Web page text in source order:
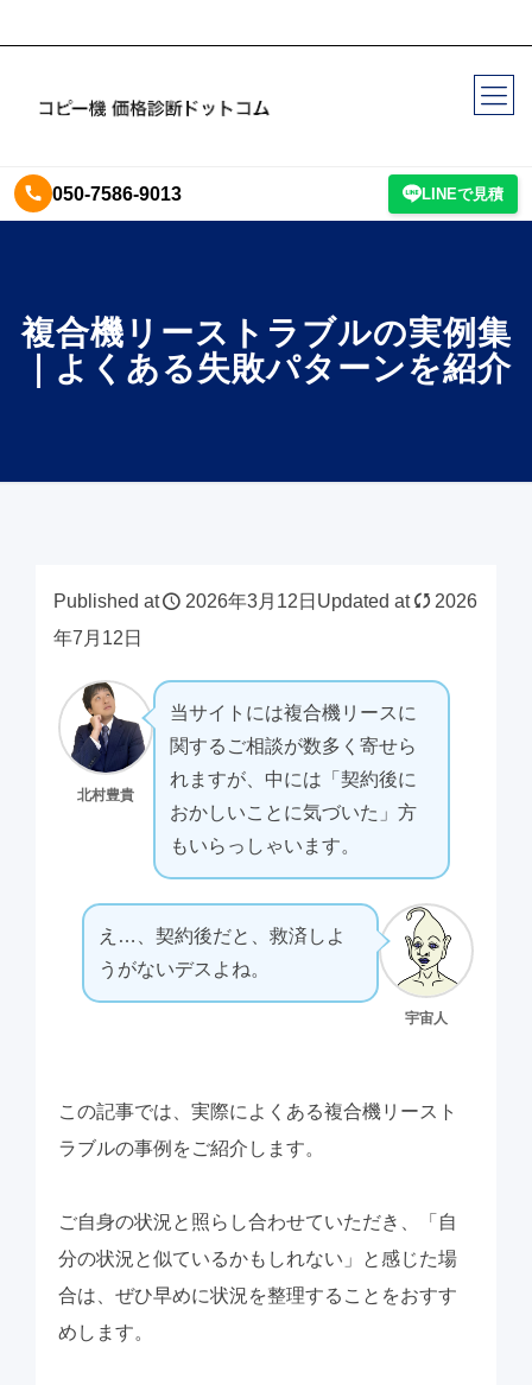
050-7586-9013 LINEで見積
複合機リーストラブルの実例集
｜よくある失敗パターンを紹介
Published at 2026年3月12日 Updated at
2026
年7月12日
北村豊貴
当サイトには複合機リースに
関するご相談が数多く寄せら
れますが、中には「契約後に
おかしいことに気づいた」方
もいらっしゃいます。
宇宙人
え…、契約後だと、救済しよ
うがないデスよね。
この記事では、実際によくある複合機リースト
ラブルの事例をご紹介します。
ご自身の状況と照らし合わせていただき、「自
分の状況と似ているかもしれない」と感じた場
合は、ぜひ早めに状況を整理することをおすす
めします。